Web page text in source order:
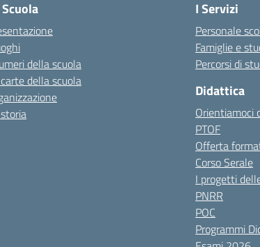
della scuola
della scuola
I Servizi
Personale
Famiglie e
Percorsi di
Didattica
PTOF
Offerta
Corso Serale
I progetti
PNRR
POC
Programmi